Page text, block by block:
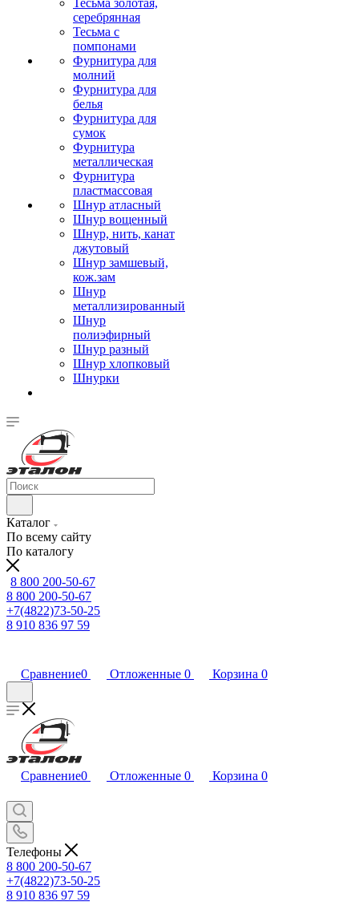
Тесьма золотая,
серебрянная
Тесьма с
помпонами
Фурнитура для
молний
Фурнитура для
белья
Фурнитура для
сумок
Фурнитура
металлическая
Фурнитура
пластмассовая
Шнур атласный
Шнур вощенный
Шнур, нить, канат
джутовый
Шнур замшевый,
кож.зам
Шнур
металлизированный
Шнур
полиэфирный
Шнур разный
Шнур хлопковый
Шнурки
Каталог
По всему сайту
По каталогу
8 800 200-50-67
8 800 200-50-67
+7(4822)73-50-25
8 910 836 97 59
Сравнение0 Отложенные 0 Корзина 0
Сравнение0 Отложенные 0 Корзина 0
Телефоны
8 800 200-50-67
+7(4822)73-50-25
8 910 836 97 59